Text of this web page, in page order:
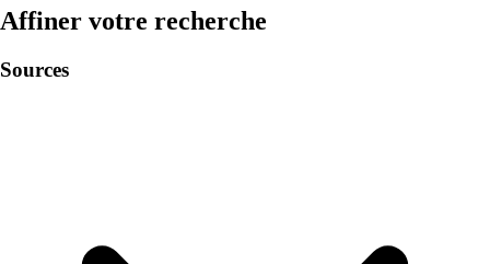
Affiner votre recherche
Sources